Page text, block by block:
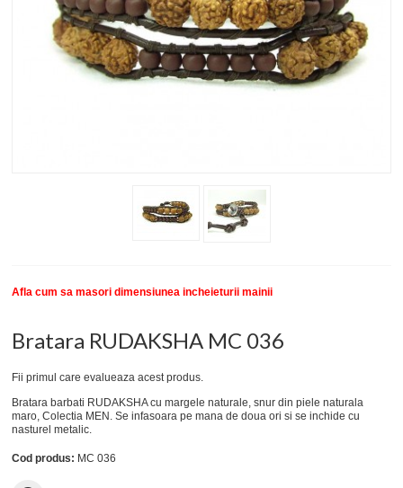
SETURI BRATARI New
COLECTII BRATARI
Afla cum sa masori dimensiunea incheieturii mainii
Bratara RUDAKSHA MC 036
Fii primul care evalueaza acest produs.
Bratara barbati RUDAKSHA cu margele naturale, snur din piele naturala
maro, Colectia MEN. Se infasoara pe mana de doua ori si se inchide cu
nasturel metalic.
Cod produs: MC 036